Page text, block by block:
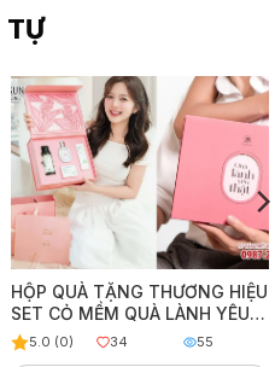
TỰ
HỘP QUÀ TẶNG THƯƠNG HIỆU
SET CỎ MỀM QUÀ LÀNH YÊU
THẬT
5.0 (0) 34 55